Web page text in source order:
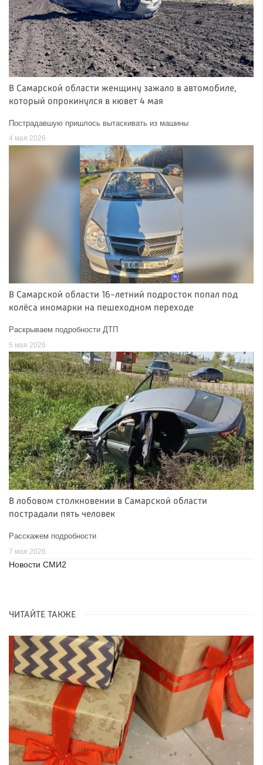
В Самарской области женщину зажало в автомобиле,
который опрокинулся в кювет 4 мая
Пострадавшую пришлось вытаскивать из машины
4 мая 2026
В Самарской области 16-летний подросток попал под
колёса иномарки на пешеходном переходе
Раскрываем подробности ДТП
5 мая 2026
В лобовом столкновении в Самарской области
пострадали пять человек
Расскажем подробности
7 мая 2026
Новости СМИ2
ЧИТАЙТЕ ТАКЖЕ